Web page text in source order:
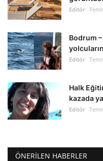
Editör
Bodrum
Editör
Halk
kazada
Editör
ÖNERILEN HABERLER